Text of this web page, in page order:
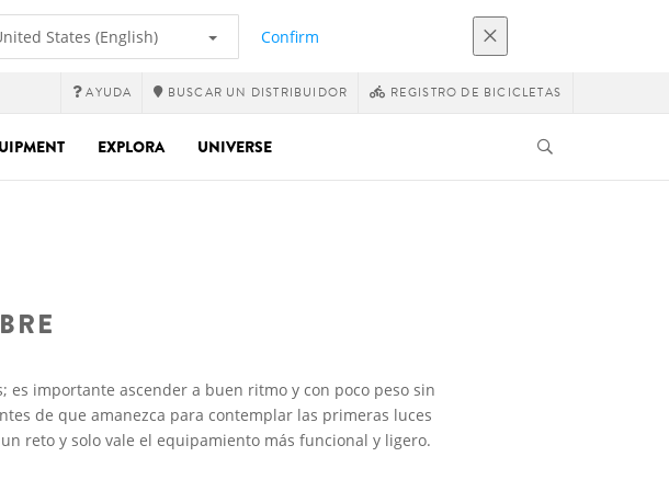
States (English) Confirm
AYUDA BUSCAR UN DISTRIBUIDOR REGISTRO DE BICICLETAS
EXPLORA UNIVERSE
es importante ascender a buen ritmo y con poco peso sin
de que amanezca para contemplar las primeras luces
reto y solo vale el equipamiento más funcional y ligero.